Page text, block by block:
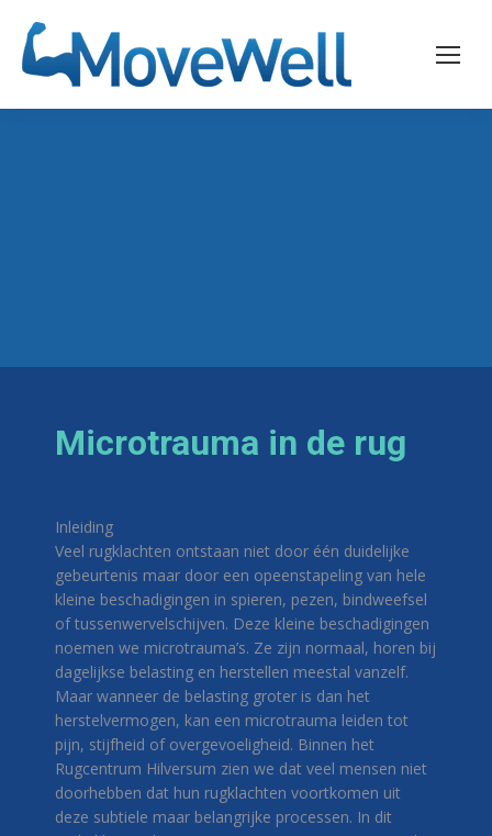
Microtrauma in de rug
Inleiding
Veel rugklachten ontstaan niet door één duidelijke
gebeurtenis maar door een opeenstapeling van hele
kleine beschadigingen in spieren, pezen, bindweefsel
of tussenwervelschijven. Deze kleine beschadigingen
noemen we microtrauma’s. Ze zijn normaal, horen bij
dagelijkse belasting en herstellen meestal vanzelf.
Maar wanneer de belasting groter is dan het
herstelvermogen, kan een microtrauma leiden tot
pijn, stijfheid of overgevoeligheid. Binnen het
Rugcentrum Hilversum zien we dat veel mensen niet
doorhebben dat hun rugklachten voortkomen uit
deze subtiele maar belangrijke processen. In dit